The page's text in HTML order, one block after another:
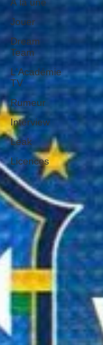
Jouer
Dream
Team
L'Académie
TV
Rumeur
Interview
Leak
Licences